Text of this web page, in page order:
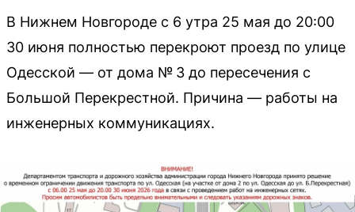
В Нижнем Новгороде с 6 утра 25 мая до 20:00
30 июня полностью перекроют проезд по улице
Одесской — от дома № 3 до пересечения с
Большой Перекрестной. Причина — работы на
инженерных коммуникациях.